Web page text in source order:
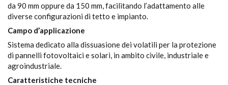
da 90 mm oppure da 150 mm, facilitando l’adattamento alle
diverse configurazioni di tetto e impianto.
Campo d’applicazione
Sistema dedicato alla dissuasione dei volatili per la protezione
di pannelli fotovoltaici e solari, in ambito civile, industriale e
agroindustriale.
Caratteristiche tecniche